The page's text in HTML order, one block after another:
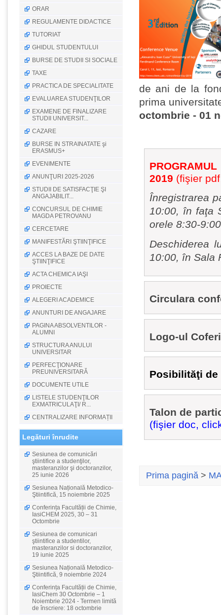
ORAR
REGULAMENTE DIDACTICE
TUTORIAT
GHIDUL STUDENTULUI
BURSE DE STUDII SI SOCIALE
TAXE
PRACTICA DE SPECIALITATE
EVALUAREA STUDENŢILOR
EXAMENE DE FINALIZARE
STUDII UNIVERSIT...
CAZARE
BURSE IN STRAINATATE şi
ERASMUS+
EVENIMENTE
ANUNŢURI 2025-2026
STUDII DE SATISFACŢIE ŞI
ANGAJABILIT...
CONCURSUL DE CHIMIE
MAGDA PETROVANU
CERCETARE
MANIFESTĂRI ŞTIINŢIFICE
ACCES LA BAZE DE DATE
ŞTIINŢIFICE
ACTA CHEMICA IAŞI
PROIECTE
ALEGERI ACADEMICE
ANUNTURI DE ANGAJARE
PAGINA ABSOLVENTILOR -
ALUMNI
STRUCTURA ANULUI
UNIVERSITAR
PERFECŢIONARE
PREUNIVERSITARĂ
DOCUMENTE UTILE
LISTELE STUDENŢILOR
EXMATRICULAŢI/ R...
CENTRALIZARE INFORMAȚII
Legături înrudite
Sesiunea de comunicări
ştiintifice a studenţilor,
masteranzilor şi doctoranzilor,
25 iunie 2026
Sesiunea Națională Metodico-
Ştiintifică, 15 noiembrie 2025
Conferința Facultății de Chimie,
IasiCHEM 2025, 30 – 31
Octombrie
Sesiunea de comunicari
ştiintifice a studentilor,
masteranzilor si doctoranzilor,
19 iunie 2025
Sesiunea Națională Metodico-
Ştiintifică, 9 noiembrie 2024
Conferința Facultății de Chimie,
IasiChem 30 Octombrie – 1
Noiembrie 2024 - Termen limită
de înscriere: 18 octombrie
de ani de la
prima
octombrie - 01
2019 (fişier
Înregistrarea
10:00, în faţa
orele 8:30-
Deschiderea
10:00, în Sala
Circulara
Logo-ul
Posibilităţi de
Talon de
(fişier doc,
Prima pagină >